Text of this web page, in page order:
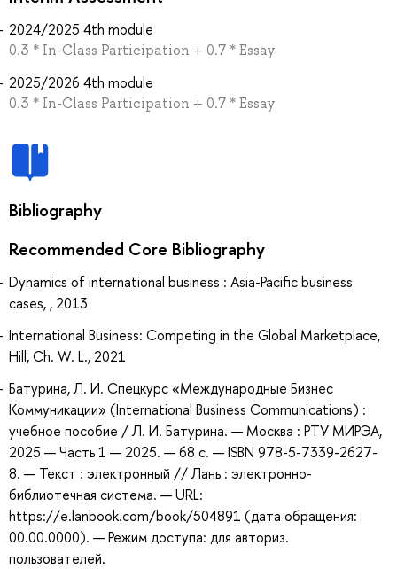
2024/2025 4th module
0.3 * In-Class Participation + 0.7 * Essay
2025/2026 4th module
0.3 * In-Class Participation + 0.7 * Essay
Bibliography
Recommended Core Bibliography
Dynamics of international business : Asia-Pacific business
cases, , 2013
International Business: Competing in the Global Marketplace,
Hill, Ch. W. L., 2021
Батурина, Л. И. Спецкурс «Международные Бизнес
Коммуникации» (International Business Communications) :
учебное пособие / Л. И. Батурина. — Москва : РТУ МИРЭА,
2025 — Часть 1 — 2025. — 68 с. — ISBN 978-5-7339-2627-
8. — Текст : электронный // Лань : электронно-
библиотечная система. — URL:
https://e.lanbook.com/book/504891 (дата обращения:
00.00.0000). — Режим доступа: для авториз.
пользователей.